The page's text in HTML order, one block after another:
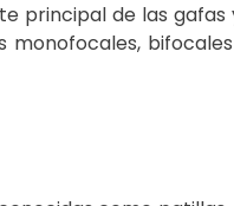
principal de las
monofocales,